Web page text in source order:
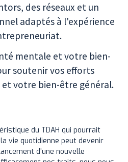
des réseaux et un
adaptés à l'expérience
mentale et votre bien-
soutenir vos efforts
votre bien-être général.
du TDAH qui pourrait
vie quotidienne peut devenir
d'une nouvelle